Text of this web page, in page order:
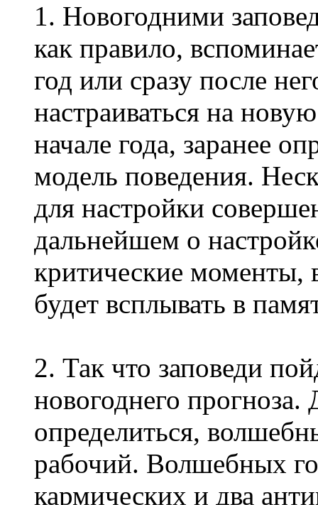
1. Новогодними
как правило,
год или сразу после
настраиваться на
начале года, заранее
модель поведения.
для настройки
дальнейшем о
критические моменты,
будет всплывать в
2. Так что заповеди
новогоднего прогноза.
определиться,
рабочий. Волшебных
кармических и два